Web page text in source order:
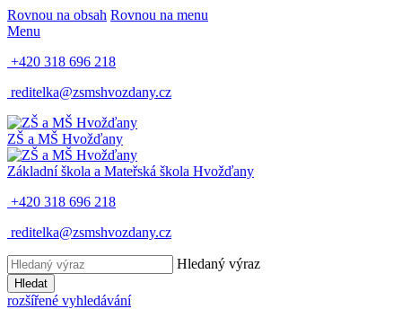
Rovnou na obsah Rovnou na menu
Menu
+420 318 696 218
reditelka@zsmshvozdany.cz
ZŠ a MŠ Hvožďany
Základní škola a Mateřská škola Hvožďany
+420 318 696 218
reditelka@zsmshvozdany.cz
Hledaný výraz
Hledat
rozšířené vyhledávání